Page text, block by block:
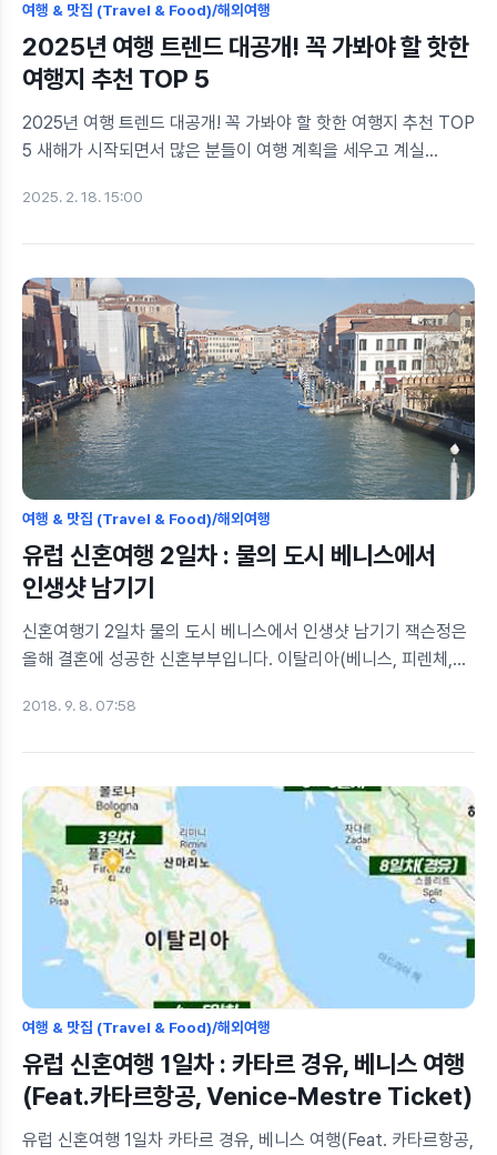
여행 & 맛집 (Travel & Food)/해외여행
2025년 여행 트렌드 대공개! 꼭 가봐야 할 핫한
여행지 추천 TOP 5
2025년 여행 트렌드 대공개! 꼭 가봐야 할 핫한 여행지 추천 TOP
5 새해가 시작되면서 많은 분들이 여행 계획을 세우고 계실
날까요? ✈️ 2024년에 뜨거운 관심을 받았던 여행지들을 정리해
여행 꿀팁까지 한눈에 볼 수 있도록 정리했어요. 여행을 고민
중이라면 이 글을 참고해서 버킷리스트에 추가해 보세요! 😊 📍
2024년 인기 여행지 TOP 5 1. 베트남 달랏 (Dalat, Vietnam) –
힐링이 필요한 사람들에게 딱! ✔️ 2024년 방문객 수: 600만 명
이..
2025. 2. 18. 15:00
여행 & 맛집 (Travel & Food)/해외여행
유럽 신혼여행 2일차 : 물의 도시 베니스에서
인생샷 남기기
신혼여행기 2일차 물의 도시 베니스에서 인생샷 남기기 잭슨정은
올해 결혼에 성공한 신혼부부입니다. 이탈리아(베니스, 피렌체,
자그레브) 를 9박 11일 일정으로 다녀왔습니다. 이탈리아는 관광,
베네치아? 여러분은 베니스(Venice)에 대해 얼마나 알고
계신가요? 혹은, 베네치아(Venezia)라는 도시는 알고 계신 분이
있겠지요? 01 02 03 베니스의 상인 한메타자교사 영화제
베니스는 특유의 지리적 조건 상 무역이 발달하여 부유한
도시였고, 외적이 침범하기 어려운 도시였다고해요! 베니스는
영어식 표현, 베네치아는 ..
2018. 9. 8. 07:58
여행 & 맛집 (Travel & Food)/해외여행
유럽 신혼여행 1일차 : 카타르 경유, 베니스 여행
(Feat.카타르항공, Venice-Mestre Ticket)
유럽 신혼여행 1일차 카타르 경유, 베니스 여행(Feat. 카타르항공,